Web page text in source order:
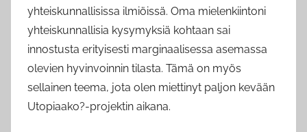
yhteiskunnallisissa ilmiöissä. Oma mielenkiintoni
yhteiskunnallisia kysymyksiä kohtaan sai
innostusta erityisesti marginaalisessa asemassa
olevien hyvinvoinnin tilasta. Tämä on myös
sellainen teema, jota olen miettinyt paljon kevään
Utopiaako?-projektin aikana.